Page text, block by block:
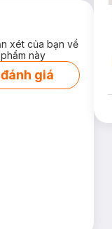
làm
xét của bạn về
này
giá